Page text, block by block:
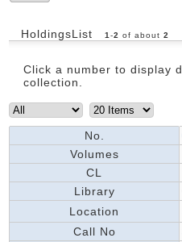
HoldingsList 1 -2 of about 2
Click a number to display
collection.
No.
Volumes
CL
Library
Location
Call No